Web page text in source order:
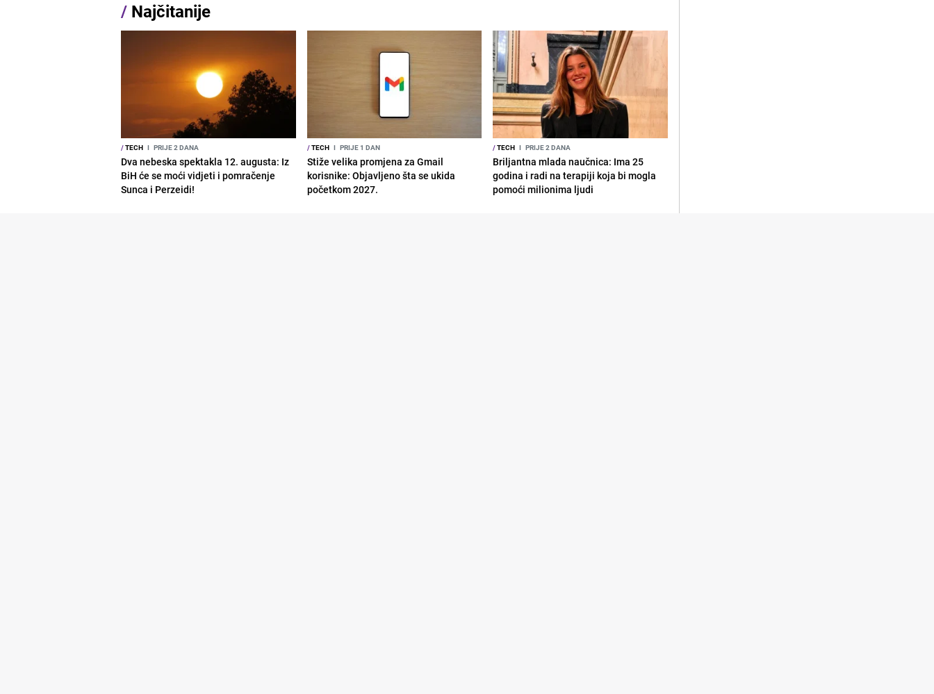
/ Najčitanije
/TECH I PRIJE 2 DANA
Dva nebeska spektakla 12. augusta: Iz
BiH će se moći vidjeti i pomračenje
Sunca i Perzeidi!
/TECH I PRIJE 1 DAN
Stiže velika promjena za Gmail
korisnike: Objavljeno šta se ukida
početkom 2027.
/TECH I PRIJE 2 DANA
Briljantna mlada naučnica: Ima 25
godina i radi na terapiji koja bi mogla
pomoći milionima ljudi